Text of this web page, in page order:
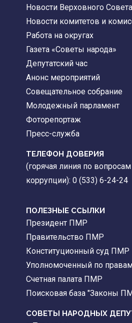
Новости Верховного Совета
Новости комитетов и
Работа на округах
Газета «Советы народа»
Депутатский час
Анонс мероприятий
Совещательное собрание
Молодежный парламент
Фоторепортаж
Пресс-служба
ТЕЛЕФОН ДОВЕРИЯ
(горячая линия по
коррупции): 0 (533) 6-24-24
ПОЛЕЗНЫЕ ССЫЛКИ
Президент ПМР
Правительство ПМР
Конституционный суд ПМР
Уполномоченный по
Счетная палата ПМР
Поисковая база "Законы
СОВЕТЫ НАРОДНЫХ